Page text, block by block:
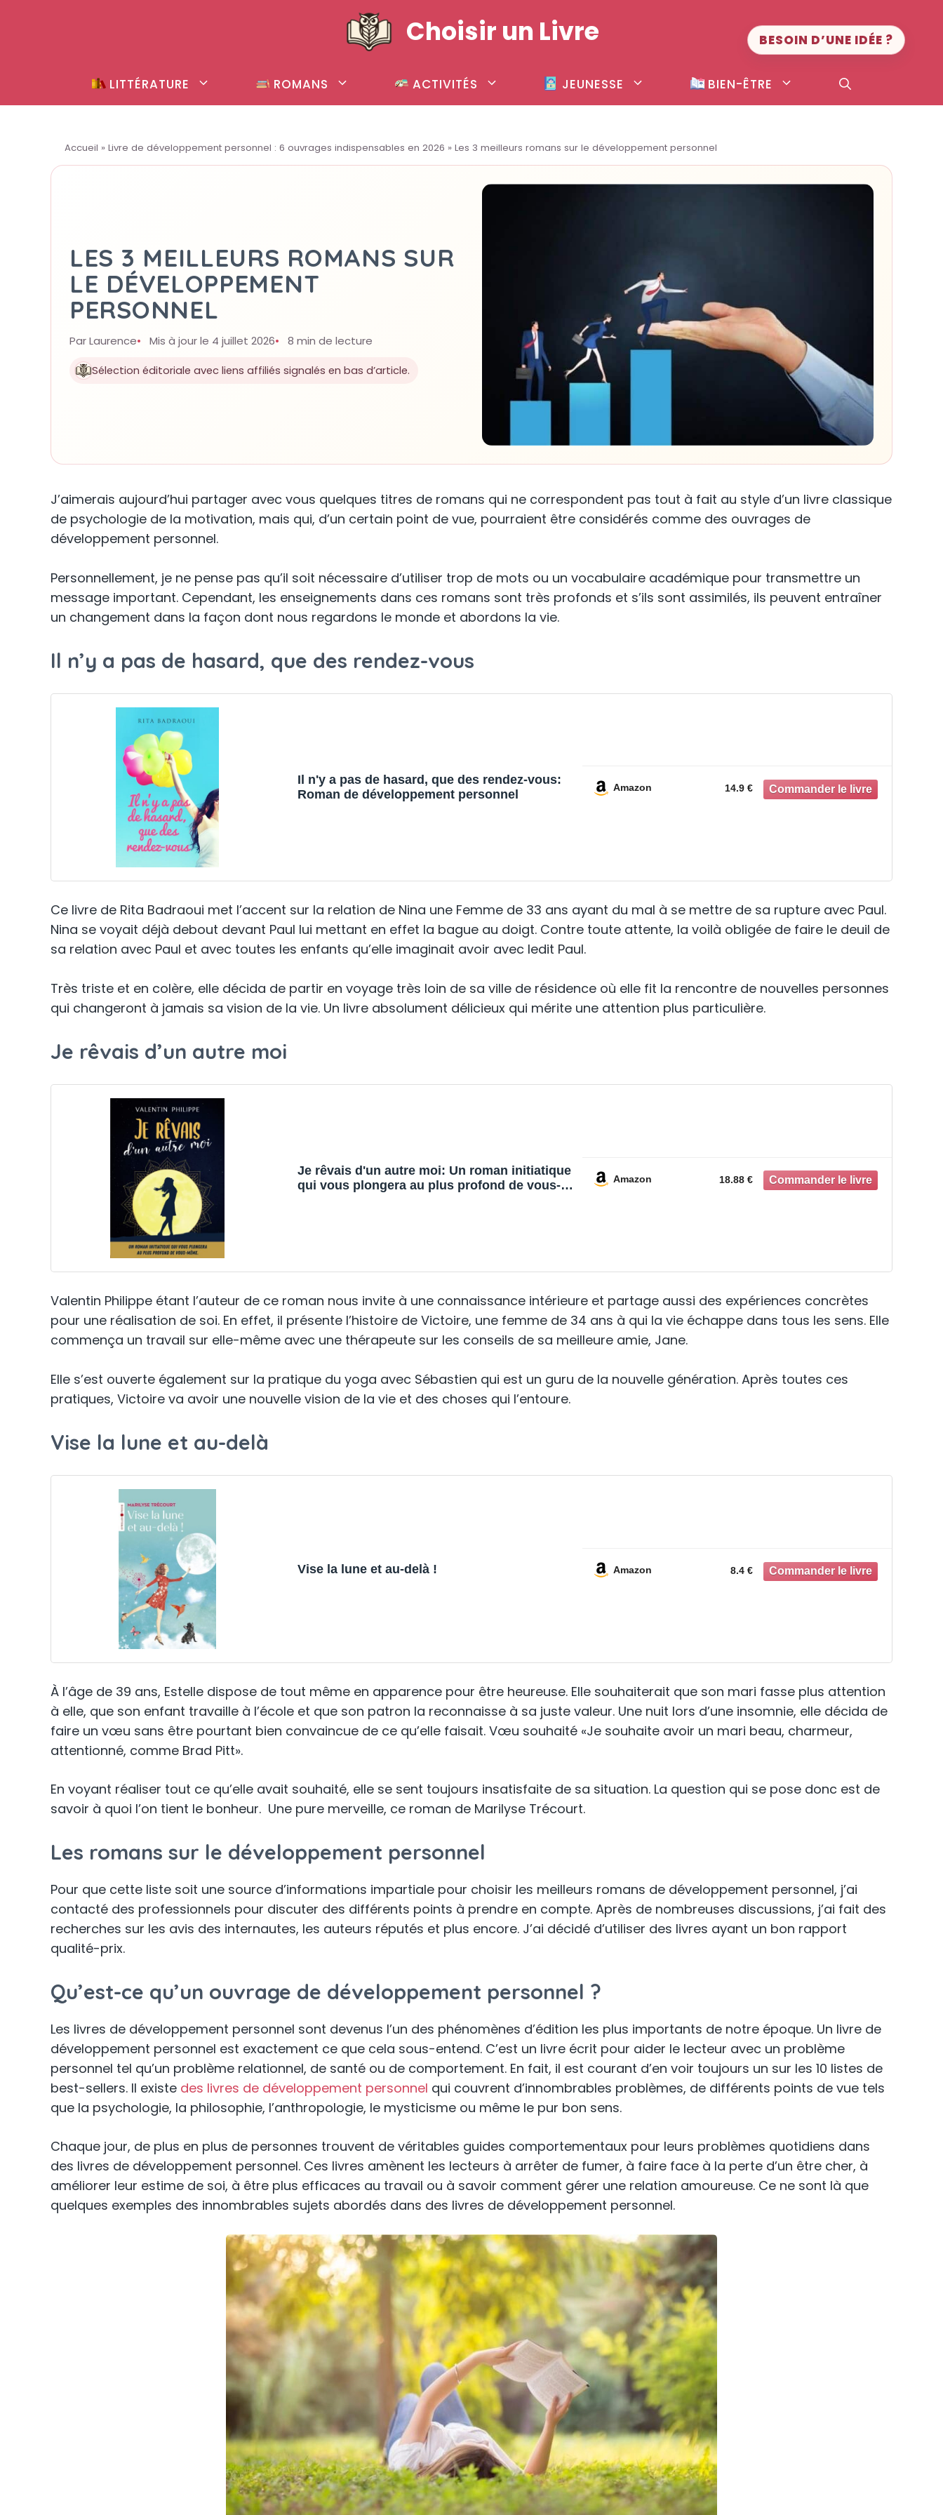
Choisir un Livre
LITTÉRATURE
BESOIN D’UNE IDÉE ?
ROMANS ACTIVITÉS JEUNESSE BIEN-ÊTRE
Accueil » Livre de développement personnel : 6 ouvrages indispensables en 2026 » Les 3 meilleurs romans sur le développement personnel
LES 3 MEILLEURS ROMANS SUR
LE DÉVELOPPEMENT
PERSONNEL
Par Laurence Mis à jour le 4 juillet 2026 8 min de lecture
Sélection éditoriale avec liens affiliés signalés en bas d’article.
J’aimerais aujourd’hui partager avec vous quelques titres de romans qui ne correspondent pas tout à fait au style d’un livre classique
de psychologie de la motivation, mais qui, d’un certain point de vue, pourraient être considérés comme des ouvrages de
développement personnel.
Personnellement, je ne pense pas qu’il soit nécessaire d’utiliser trop de mots ou un vocabulaire académique pour transmettre un
message important. Cependant, les enseignements dans ces romans sont très profonds et s’ils sont assimilés, ils peuvent entraîner
un changement dans la façon dont nous regardons le monde et abordons la vie.
Il n’y a pas de hasard, que des rendez-vous
Il n'y a pas de hasard, que des rendez-vous:
Roman de développement personnel
Amazon 14.9 €
Ce livre de Rita Badraoui met l’accent sur la relation de Nina une Femme de 33 ans ayant du mal à se mettre de sa rupture avec Paul.
Nina se voyait déjà debout devant Paul lui mettant en effet la bague au doigt. Contre toute attente, la voilà obligée de faire le deuil de
sa relation avec Paul et avec toutes les enfants qu’elle imaginait avoir avec ledit Paul.
Très triste et en colère, elle décida de partir en voyage très loin de sa ville de résidence où elle fit la rencontre de nouvelles personnes
qui changeront à jamais sa vision de la vie. Un livre absolument délicieux qui mérite une attention plus particulière.
Je rêvais d’un autre moi
Je rêvais d'un autre moi: Un roman initiatique
qui vous plongera au plus profond de vous-
Amazon 18.88 €
Valentin Philippe étant l’auteur de ce roman nous invite à une connaissance intérieure et partage aussi des expériences concrètes
pour une réalisation de soi. En effet, il présente l’histoire de Victoire, une femme de 34 ans à qui la vie échappe dans tous les sens. Elle
commença un travail sur elle-même avec une thérapeute sur les conseils de sa meilleure amie, Jane.
Elle s’est ouverte également sur la pratique du yoga avec Sébastien qui est un guru de la nouvelle génération. Après toutes ces
pratiques, Victoire va avoir une nouvelle vision de la vie et des choses qui l’entoure.
Vise la lune et au-delà
Vise la lune et au-delà ! Amazon 8.4 €
À l’âge de 39 ans, Estelle dispose de tout même en apparence pour être heureuse. Elle souhaiterait que son mari fasse plus attention
à elle, que son enfant travaille à l’école et que son patron la reconnaisse à sa juste valeur. Une nuit lors d’une insomnie, elle décida de
faire un vœu sans être pourtant bien convaincue de ce qu’elle faisait. Vœu souhaité «Je souhaite avoir un mari beau, charmeur,
attentionné, comme Brad Pitt».
En voyant réaliser tout ce qu’elle avait souhaité, elle se sent toujours insatisfaite de sa situation. La question qui se pose donc est de
savoir à quoi l’on tient le bonheur. Une pure merveille, ce roman de Marilyse Trécourt.
Les romans sur le développement personnel
Pour que cette liste soit une source d’informations impartiale pour choisir les meilleurs romans de développement personnel, j’ai
contacté des professionnels pour discuter des différents points à prendre en compte. Après de nombreuses discussions, j’ai fait des
recherches sur les avis des internautes, les auteurs réputés et plus encore. J’ai décidé d’utiliser des livres ayant un bon rapport
qualité-prix.
Qu’est-ce qu’un ouvrage de développement personnel ?
Les livres de développement personnel sont devenus l’un des phénomènes d’édition les plus importants de notre époque. Un livre de
développement personnel est exactement ce que cela sous-entend. C’est un livre écrit pour aider le lecteur avec un problème
personnel tel qu’un problème relationnel, de santé ou de comportement. En fait, il est courant d’en voir toujours un sur les 10 listes de
best-sellers. Il existe des livres de développement personnel qui couvrent d’innombrables problèmes, de différents points de vue tels
que la psychologie, la philosophie, l’anthropologie, le mysticisme ou même le pur bon sens.
Chaque jour, de plus en plus de personnes trouvent de véritables guides comportementaux pour leurs problèmes quotidiens dans
des livres de développement personnel. Ces livres amènent les lecteurs à arrêter de fumer, à faire face à la perte d’un être cher, à
améliorer leur estime de soi, à être plus efficaces au travail ou à savoir comment gérer une relation amoureuse. Ce ne sont là que
quelques exemples des innombrables sujets abordés dans des livres de développement personnel.